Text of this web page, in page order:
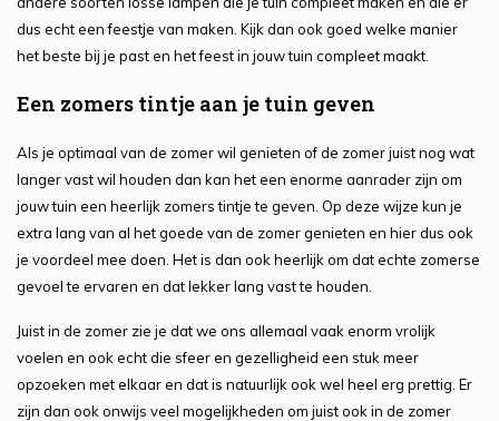
dus echt een feestje van maken. Kijk dan ook goed welke manier
het beste bij je past en het feest in jouw tuin compleet maakt.
Een zomers tintje aan je tuin geven
Als je optimaal van de zomer wil genieten of de zomer juist nog wat
langer vast wil houden dan kan het een enorme aanrader zijn om
jouw tuin een heerlijk zomers tintje te geven. Op deze wijze kun je
extra lang van al het goede van de zomer genieten en hier dus ook
je voordeel mee doen. Het is dan ook heerlijk om dat echte zomerse
gevoel te ervaren en dat lekker lang vast te houden.
Juist in de zomer zie je dat we ons allemaal vaak enorm vrolijk
voelen en ook echt die sfeer en gezelligheid een stuk meer
opzoeken met elkaar en dat is natuurlijk ook wel heel erg prettig. Er
zijn dan ook onwijs veel mogelijkheden om juist ook in de zomer